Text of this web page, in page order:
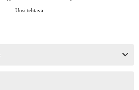
Uusi tehtävä